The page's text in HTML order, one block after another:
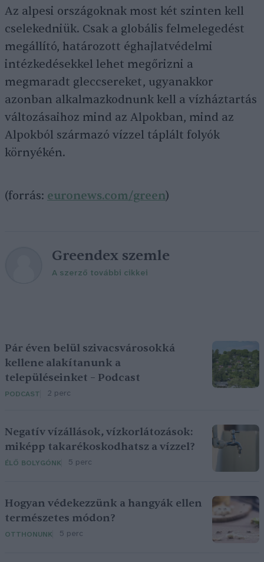
Az alpesi országoknak most két szinten kell
cselekedniük. Csak a globális felmelegedést
megállító, határozott éghajlatvédelmi
intézkedésekkel lehet megőrizni a
megmaradt gleccsereket, ugyanakkor
azonban alkalmazkodnunk kell a vízháztartás
változásaihoz mind az Alpokban, mind az
Alpokból származó vízzel táplált folyók
környékén.
(forrás: euronews.com/green)
Greendex szemle
A szerző további cikkei
Pár éven belül szivacsvárosokká
kellene alakítanunk a
településeinket – Podcast
PODCAST 2 perc
Negatív vízállások, vízkorlátozások:
miképp takarékoskodhatsz a vízzel?
ÉLŐ BOLYGÓNK 5 perc
Hogyan védekezzünk a hangyák ellen
természetes módon?
OTTHONUNK 5 perc